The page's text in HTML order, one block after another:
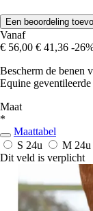
Een beoordeling
Vanaf
€ 56,00 € 41,36 -
Bescherm de benen
Equine
Maat
*
Maattabel
S 24u M 24u
Dit veld is verplicht